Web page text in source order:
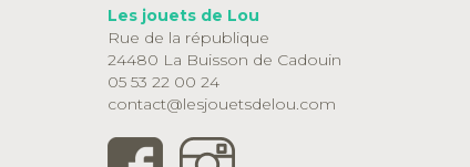
Les jouets de Lou
Rue de la république
24480 La Buisson de Cadouin
05 53 22 00 24
contact@lesjouetsdelou.com